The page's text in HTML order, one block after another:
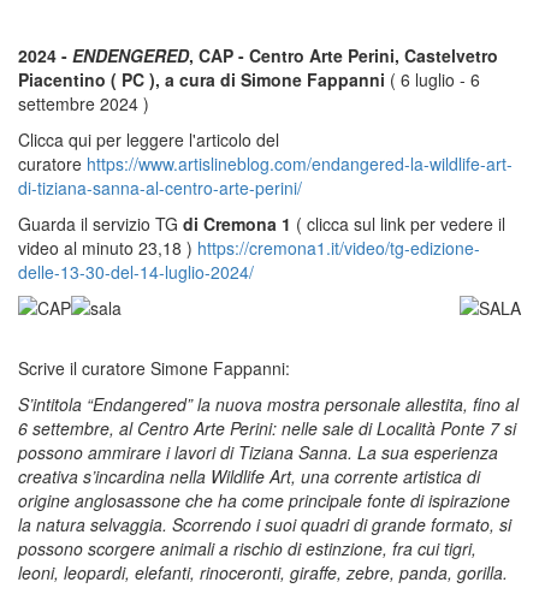
2024 - ENDENGERED, CAP - Centro Arte Perini, Castelvetro
Piacentino ( PC ), a cura di Simone Fappanni ( 6 luglio - 6
settembre 2024 )
Clicca qui per leggere l'articolo del
curatore https://www.artislineblog.com/endangered-la-wildlife-art-
di-tiziana-sanna-al-centro-arte-perini/
Guarda il servizio TG di Cremona 1 ( clicca sul link per vedere il
video al minuto 23,18 ) https://cremona1.it/video/tg-edizione-
delle-13-30-del-14-luglio-2024/
Scrive il curatore Simone Fappanni:
S’intitola “Endangered” la nuova mostra personale allestita, fino al
6 settembre, al Centro Arte Perini: nelle sale di Località Ponte 7 si
possono ammirare i lavori di Tiziana Sanna. La sua esperienza
creativa s’incardina nella Wildlife Art, una corrente artistica di
origine anglosassone che ha come principale fonte di ispirazione
la natura selvaggia. Scorrendo i suoi quadri di grande formato, si
possono scorgere animali a rischio di estinzione, fra cui tigri,
leoni, leopardi, elefanti, rinoceronti, giraffe, zebre, panda, gorilla.